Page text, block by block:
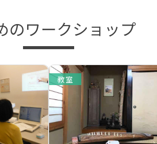
のワークショップ
教室